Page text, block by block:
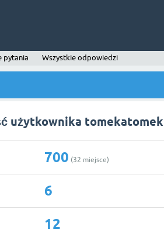
pytania Wszystkie odpowiedzi
użytkownika tomekatomek
700 (32 miejsce)
6
12